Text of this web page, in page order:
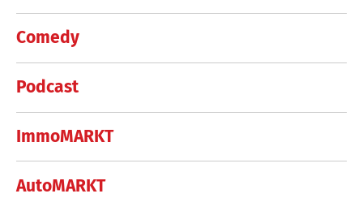
Comedy
Podcast
ImmoMARKT
AutoMARKT